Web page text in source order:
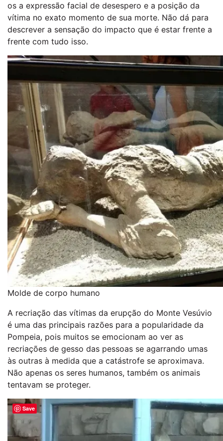
os a expressão facial de desespero e a posição da
vítima no exato momento de sua morte. Não dá para
descrever a sensação do impacto que é estar frente a
frente com tudo isso.
Molde de corpo humano
A recriação das vítimas da erupção do Monte Vesúvio
é uma das principais razões para a popularidade da
Pompeia, pois muitos se emocionam ao ver as
recriações de gesso das pessoas se agarrando umas
às outras à medida que a catástrofe se aproximava.
Não apenas os seres humanos, também os animais
tentavam se proteger.
Save